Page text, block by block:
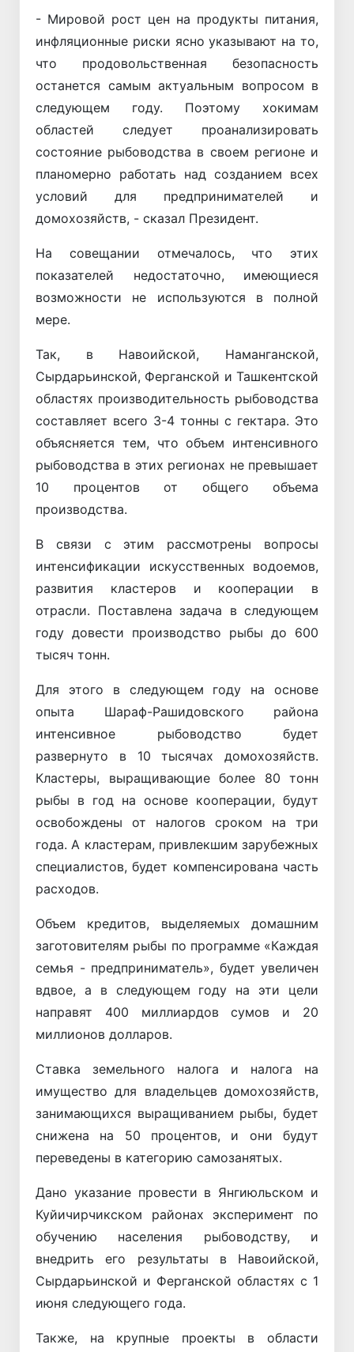
- Мировой рост цен на продукты питания,
инфляционные риски ясно указывают на то,
что продовольственная безопасность
останется самым актуальным вопросом в
следующем году. Поэтому хокимам
областей следует проанализировать
состояние рыбоводства в своем регионе и
планомерно работать над созданием всех
условий для предпринимателей и
домохозяйств, - сказал Президент.
На совещании отмечалось, что этих
показателей недостаточно, имеющиеся
возможности не используются в полной
мере.
Так, в Навоийской, Наманганской,
Сырдарьинской, Ферганской и Ташкентской
областях производительность рыбоводства
составляет всего 3-4 тонны с гектара. Это
объясняется тем, что объем интенсивного
рыбоводства в этих регионах не превышает
10 процентов от общего объема
производства.
В связи с этим рассмотрены вопросы
интенсификации искусственных водоемов,
развития кластеров и кооперации в
отрасли. Поставлена задача в следующем
году довести производство рыбы до 600
тысяч тонн.
Для этого в следующем году на основе
опыта Шараф-Рашидовского района
интенсивное рыбоводство будет
развернуто в 10 тысячах домохозяйств.
Кластеры, выращивающие более 80 тонн
рыбы в год на основе кооперации, будут
освобождены от налогов сроком на три
года. А кластерам, привлекшим зарубежных
специалистов, будет компенсирована часть
расходов.
Объем кредитов, выделяемых домашним
заготовителям рыбы по программе «Каждая
семья - предприниматель», будет увеличен
вдвое, а в следующем году на эти цели
направят 400 миллиардов сумов и 20
миллионов долларов.
Ставка земельного налога и налога на
имущество для владельцев домохозяйств,
занимающихся выращиванием рыбы, будет
снижена на 50 процентов, и они будут
переведены в категорию самозанятых.
Дано указание провести в Янгиюльском и
Куйичирчикском районах эксперимент по
обучению населения рыбоводству, и
внедрить его результаты в Навоийской,
Сырдарьинской и Ферганской областях с 1
июня следующего года.
Также, на крупные проекты в области